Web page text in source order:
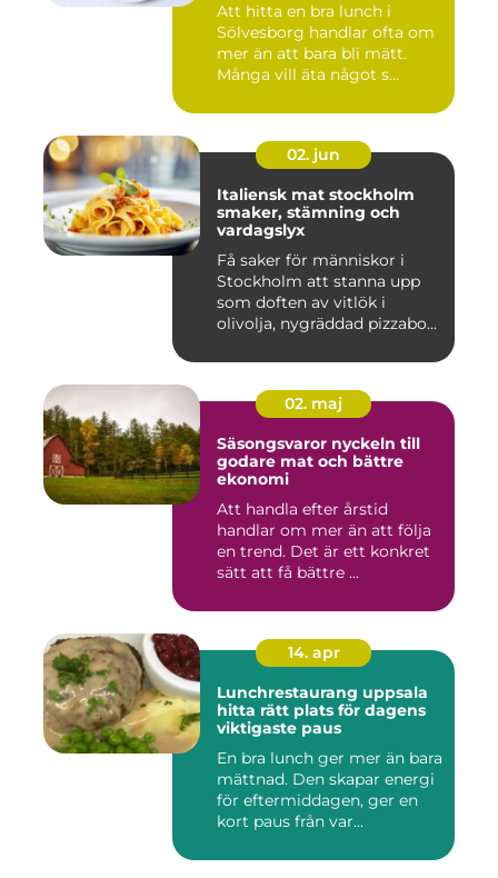
Att hitta en bra lunch i
Sölvesborg handlar ofta om
mer än att bara bli mätt.
Många vill äta något s...
02. jun
Italiensk mat stockholm
smaker, stämning och
vardagslyx
Få saker för människor i
Stockholm att stanna upp
som doften av vitlök i
olivolja, nygräddad pizzabo...
02. maj
Säsongsvaror nyckeln till
godare mat och bättre
ekonomi
Att handla efter årstid
handlar om mer än att följa
en trend. Det är ett konkret
sätt att få bättre ...
14. apr
Lunchrestaurang uppsala
hitta rätt plats för dagens
viktigaste paus
En bra lunch ger mer än bara
mättnad. Den skapar energi
för eftermiddagen, ger en
kort paus från var...